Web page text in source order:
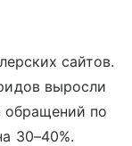
сайтов.
выросли
обращений по
30–40%.